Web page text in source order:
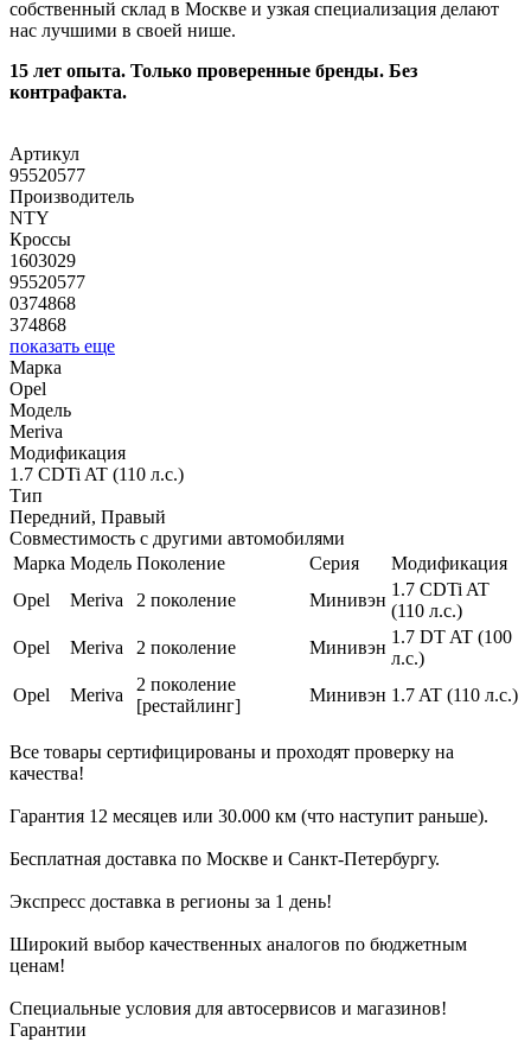
собственный склад в Москве и узкая специализация делают
нас лучшими в своей нише.
15 лет опыта. Только проверенные бренды. Без
контрафакта.
Артикул
95520577
Производитель
NTY
Кроссы
1603029
95520577
0374868
374868
показать еще
Марка
Opel
Модель
Meriva
Модификация
1.7 CDTi AT (110 л.с.)
Тип
Передний, Правый
Совместимость с другими автомобилями
Марка Модель Поколение Серия
Модификация
Opel
Meriva 2 поколение Минивэн
1.7 CDTi AT
(110 л.с.)
Opel
Meriva 2 поколение Минивэн
1.7 DT AT (100
л.с.)
Opel
Meriva
2 поколение
[рестайлинг]
Минивэн 1.7 AT (110 л.с.)
Все товары сертифицированы и проходят проверку на
качества!
Гарантия 12 месяцев или 30.000 км (что наступит раньше).
Бесплатная доставка по Москве и Санкт-Петербургу.
Экспресс доставка в регионы за 1 день!
Широкий выбор качественных аналогов по бюджетным
ценам!
Специальные условия для автосервисов и магазинов!
Гарантии